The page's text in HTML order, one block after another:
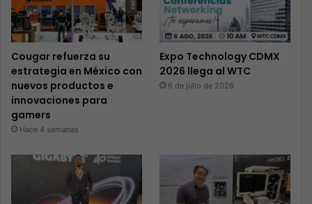
Cougar refuerza su
estrategia en México con
nuevos productos e
innovaciones para
gamers
Hace 4 semanas
Expo Technology CDMX
2026 llega al WTC
6 de julio de 2026